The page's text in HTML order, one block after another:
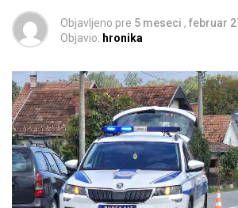
Objavljeno pre 5 meseci , februar
Objavio: hronika